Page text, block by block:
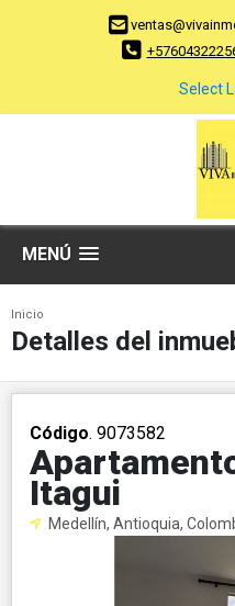
Select
MENÚ
Inicio
Detalles del
Código. 9073582
Itagui
Medellín, Antioquia,